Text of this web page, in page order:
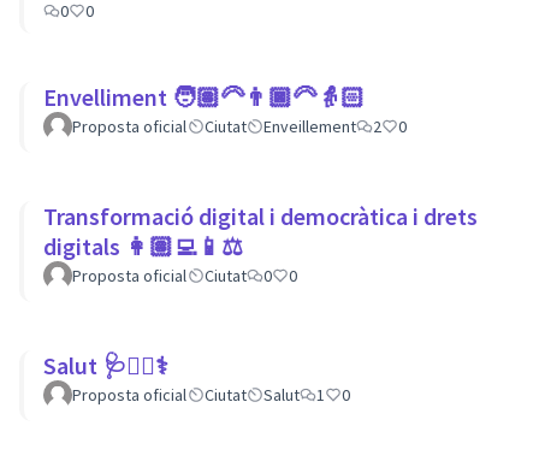
0
0
Envelliment 🧑🏽‍🦳👨🏿‍🦳👵🏻
Proposta oficial Ciutat Enveillement 2 0
Transformació digital i democràtica i drets
digitals 👩🏽‍💻📱⚖
Proposta oficial Ciutat 0 0
Salut 🩺👩‍⚕️⚕
Proposta oficial Ciutat Salut 1 0